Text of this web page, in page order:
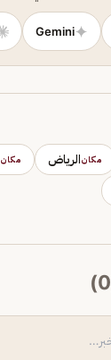
Gemini
مكانالرياض مكان
0
)